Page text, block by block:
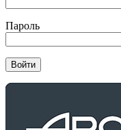
Пароль
Войти